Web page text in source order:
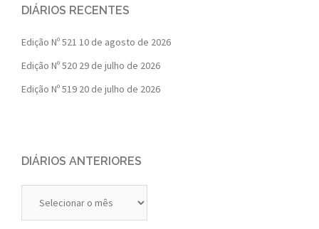
DIÁRIOS RECENTES
Edição Nº 521 10 de agosto de 2026
Edição Nº 520 29 de julho de 2026
Edição Nº 519 20 de julho de 2026
DIÁRIOS ANTERIORES
Anteriores